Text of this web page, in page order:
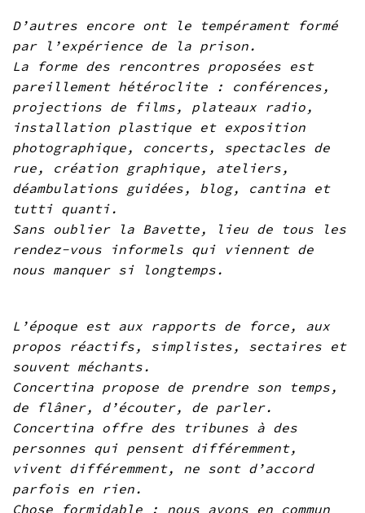
D’autres encore ont le tempérament formé
par l’expérience de la prison.
La forme des rencontres proposées est
pareillement hétéroclite : conférences,
projections de films, plateaux radio,
installation plastique et exposition
photographique, concerts, spectacles de
rue, création graphique, ateliers,
déambulations guidées, blog, cantina et
tutti quanti.
Sans oublier la Bavette, lieu de tous les
rendez-vous informels qui viennent de
nous manquer si longtemps.
L’époque est aux rapports de force, aux
propos réactifs, simplistes, sectaires et
souvent méchants.
Concertina propose de prendre son temps,
de flâner, d’écouter, de parler.
Concertina offre des tribunes à des
personnes qui pensent différemment,
vivent différemment, ne sont d’accord
parfois en rien.
Chose formidable : nous avons en commun